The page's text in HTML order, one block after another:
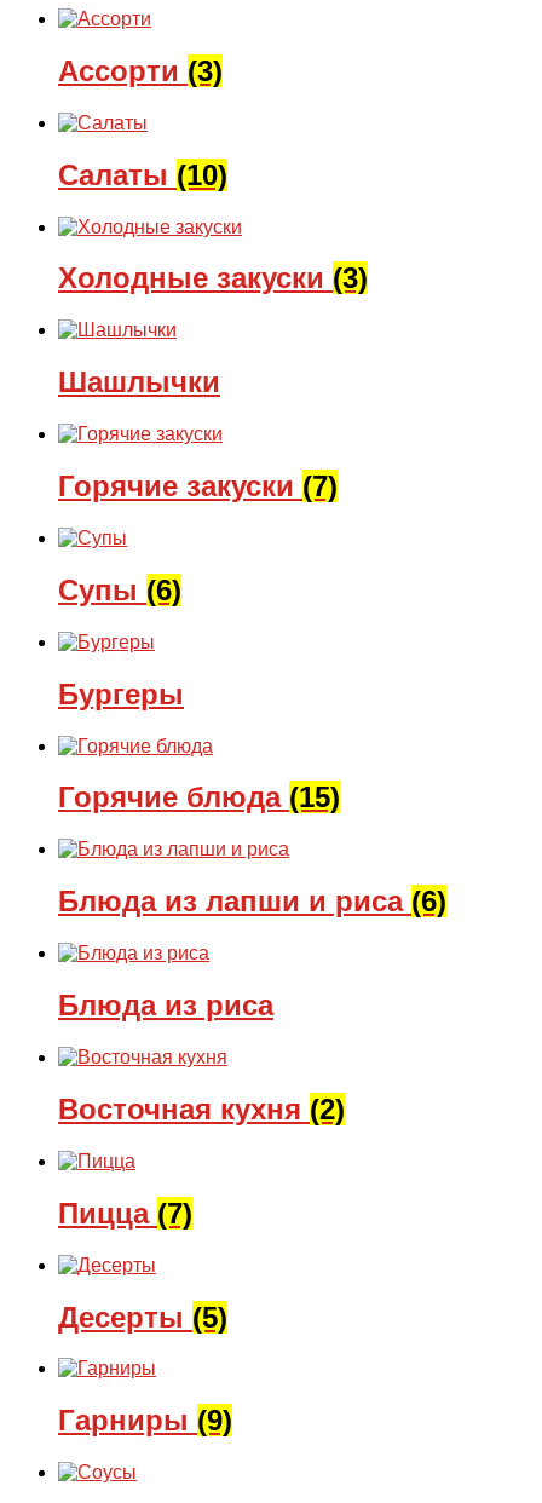
Ассорти (3)
Салаты (10)
Холодные закуски (3)
Шашлычки
Горячие закуски (7)
Супы (6)
Бургеры
Горячие блюда (15)
Блюда из лапши и риса (6)
Блюда из риса
Восточная кухня (2)
Пицца (7)
Десерты (5)
Гарниры (9)